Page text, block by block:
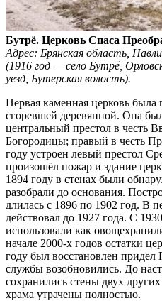
Бутрё. Церковь Спаса
Адрес: Брянская область,
(1916 год — село Бутрё,
уезд, Бутерская волость).
Первая каменная церковь была
сгоревшей деревянной. Она
центральный престол в честь
Богородицы; правый в честь
году устроен левый престол
произошёл пожар и здание
1894 году в стенах были
разобрали до основания.
длилась с 1896 по 1902 год. В
действовал до 1927 года. С
использовали как
начале 2000-х годов остатки
году был восстановлен
службы возобновились. До
сохранились стены двух
храма утрачены полностью.